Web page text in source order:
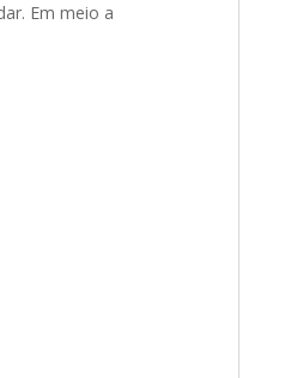
Em meio a